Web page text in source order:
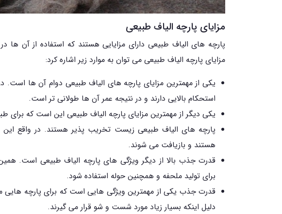
مزایای پارچه الیاف طبیعی
پارچه های الیاف طبیعی دارای مزایایی هستند که استفاده از آن ها
مزایای پارچه الیاف طبیعی می توان به موارد زیر اشاره کرد:
یکی از مهمترین مزایای پارچه های الیاف طبیعی دوام آن ها است.
استحکام بالایی دارند و در نتیجه عمر آن ها طولانی تر است.
یکی دیگر از مهمترین مزایای پارچه الیاف طبیعی این است که برای
پارچه های الیاف طبیعی زیست تخریب پذیر هستند. در واقع این
هستند و بازیافت می شوند.
قدرت جذب بالا از دیگر ویژگی های پارچه الیاف طبیعی است.
برای تولید ملحفه و همچنین حوله استفاده شود.
قدرت جذب یکی از مهمترین ویژگی هایی است که برای پارچه هایی
دلیل اینکه بسیار زیاد مورد شست و شو قرار می گیرند.